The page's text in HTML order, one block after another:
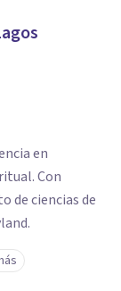
el
en
Con
de ciencias de